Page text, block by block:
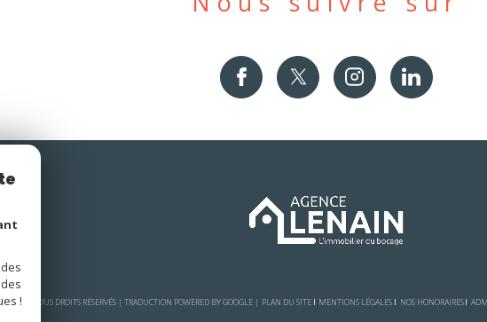
© 2026 | TOUS DROITS RÉSERVÉS | TRADUCTION POWERED BY GOOGLE | PLAN DU SITE MENTIONS LÉGALES NOS HONORAIRES
!